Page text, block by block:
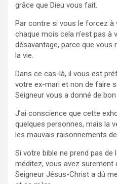
grâce que Dieu vous fait.
Par contre si vous le forcez à
chaque mois cela n’est pas à
désavantage, parce que vous
la vie.
Dans ce cas-là, il vous est
votre ex-mari et non de faire
Seigneur vous a donné de
J’ai conscience que cette
quelques personnes, mais la
les mauvais raisonnements
Si votre bible ne prend pas
méditez, vous avez surement
Seigneur Jésus-Christ a dû